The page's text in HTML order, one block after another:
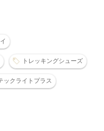
トレッキングシューズ
ックライトプラス